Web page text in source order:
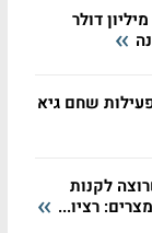
נקסט ויז'ן חצתה 205 מיליון דולר
שחם גיא
לקנות
רציו...